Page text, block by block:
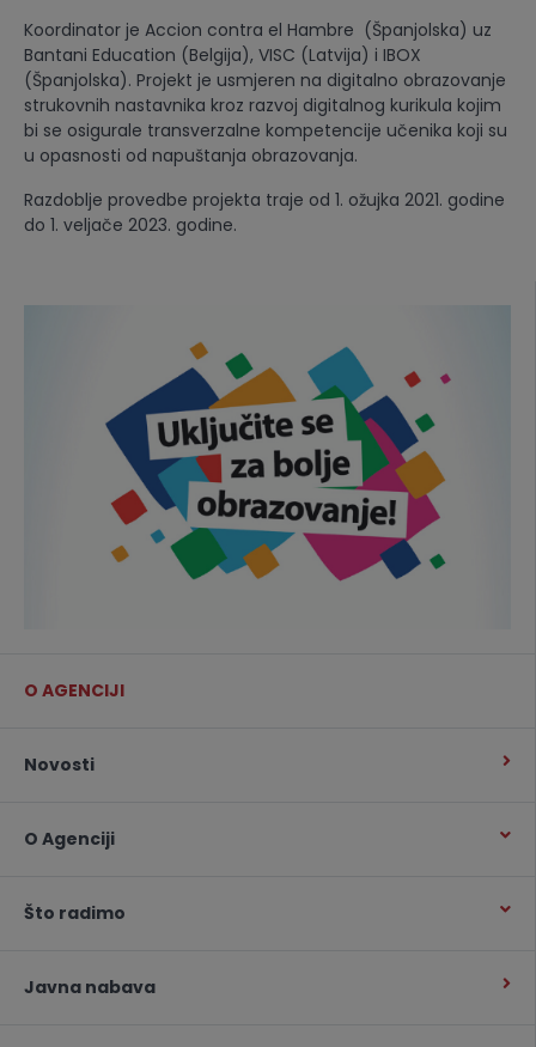
Koordinator je Accion contra el Hambre (Španjolska) uz
Bantani Education (Belgija), VISC (Latvija) i IBOX
(Španjolska). Projekt je usmjeren na digitalno obrazovanje
strukovnih nastavnika kroz razvoj digitalnog kurikula kojim
bi se osigurale transverzalne kompetencije učenika koji su
u opasnosti od napuštanja obrazovanja.
Razdoblje provedbe projekta traje od 1. ožujka 2021. godine
do 1. veljače 2023. godine.
O AGENCIJI
Novosti
O Agenciji
Što radimo
Javna nabava